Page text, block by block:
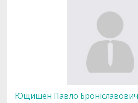
Ющишен Павло Броніславович